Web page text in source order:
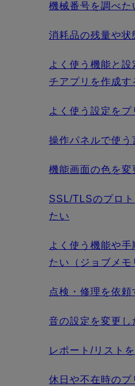
機械番号を調べた
消耗品の残量や状
よく使う機能と設
チアプリを作成す
よく使う設定を
操作パネルで使う
機能画面の色を変
SSL/TLSのプロ
たい
よく使う機能や
たい（ジョブメモ
点検・修理を依頼
音の設定を変更し
レポート/リスト
休日や不在時のプ